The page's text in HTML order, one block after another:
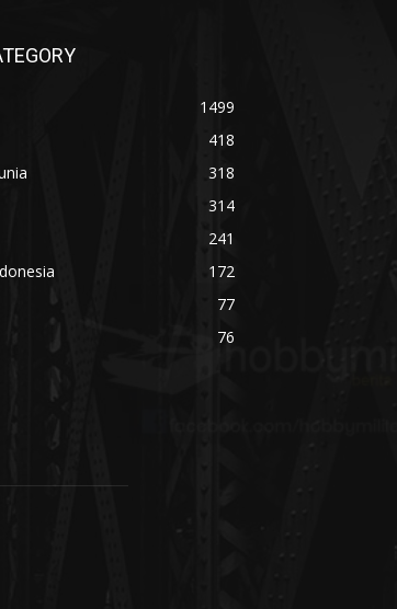
1499
418
318
314
241
172
77
76